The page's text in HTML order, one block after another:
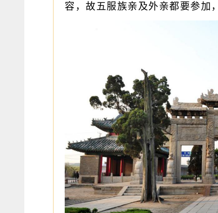
容，故五服族亲及外亲都要参加